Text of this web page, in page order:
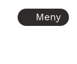
Meny